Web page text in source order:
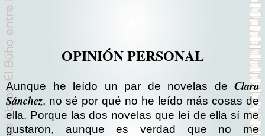
OPINIÓN PERSONAL
Aunque he leído un par de novelas de Clara
Sánchez, no sé por qué no he leído más cosas de
ella. Porque las dos novelas que leí de ella sí me
gustaron, aunque es verdad que no me